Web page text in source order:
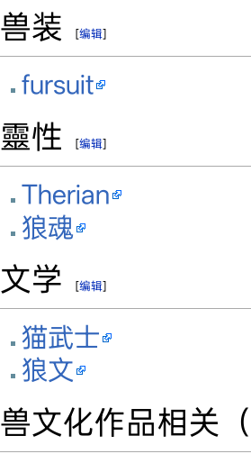
兽装 [编辑]
fursuit
靈性 [编辑]
Therian
狼魂
文学 [编辑]
猫武士
狼文
兽文化作品相关